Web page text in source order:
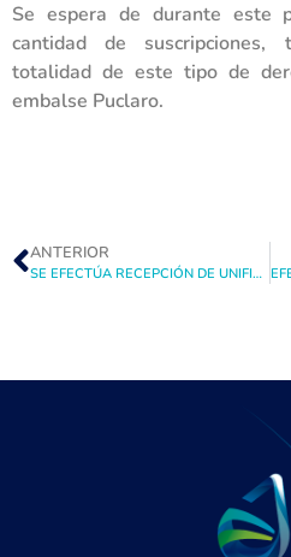
Se espera de durante este
cantidad de
totalidad de este tipo de
embalse Puclaro.
ANTERIOR
SE EFECTÚA RECEPCIÓN DE UNIFICADO N°10 OTORGANDO UNA EFICIENTE OPORTUNIDAD PARA OPTIMIZAR EL RECURSO HÍDRICO DE ESE SECTOR